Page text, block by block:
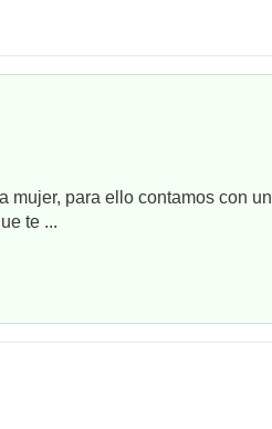
mujer, para ello contamos con un
te ...